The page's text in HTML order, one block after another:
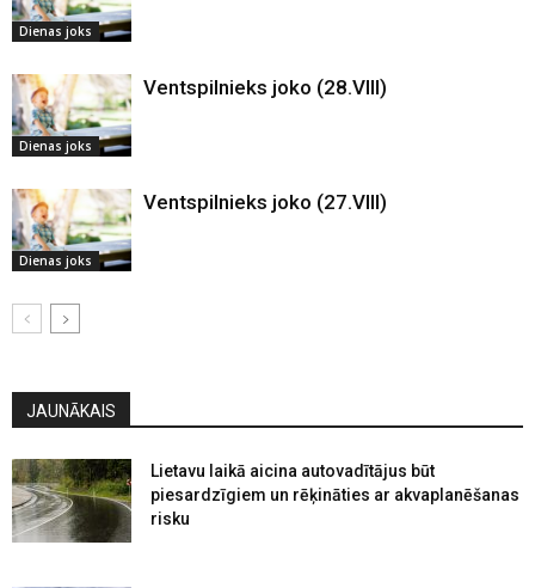
Dienas joks
Dienas joks
Ventspilnieks joko (28.VIII)
Dienas joks
Ventspilnieks joko (27.VIII)
JAUNĀKAIS
Lietavu laikā aicina autovadītājus būt
piesardzīgiem un rēķināties ar akvaplanēšanas
risku